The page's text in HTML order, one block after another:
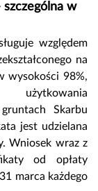
w
względem
na
wysokości 98%,
Skarbu
jest udzielana
Wniosek wraz z
od opłaty
marca każdego